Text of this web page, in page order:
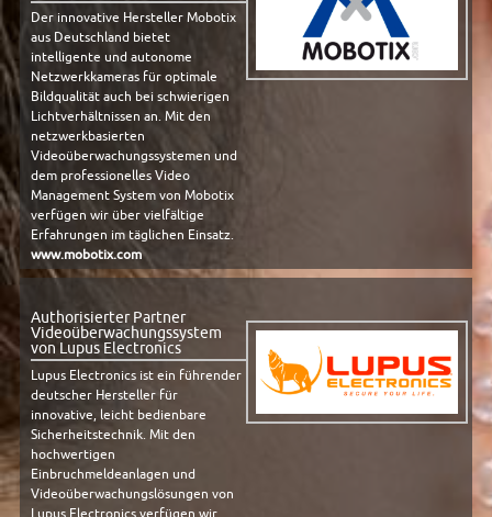
Der innovative Hersteller Mobotix
aus Deutschland bietet
intelligente und autonome
Netzwerkkameras für optimale
Bildqualität auch bei schwierigen
Lichtverhältnissen an. Mit den
netzwerkbasierten
Videoüberwachungssystemen und
dem professionelles Video
Management System von Mobotix
verfügen wir über vielfältige
Erfahrungen im täglichen Einsatz.
www.mobotix.com
Authorisierter Partner
Videoüberwachungssystem
von Lupus Electronics
Lupus Electronics ist ein führender
deutscher Hersteller für
innovative, leicht bedienbare
Sicherheitstechnik. Mit den
hochwertigen
Einbruchmeldeanlagen und
Videoüberwachungslösungen von
Lupus Electronics verfügen wir